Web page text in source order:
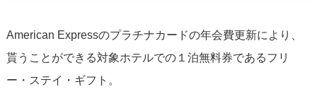
American Expressのプラチナカードの年会費更新により、
貰うことができる対象ホテルでの１泊無料券であるフリ
ー・ステイ・ギフト。